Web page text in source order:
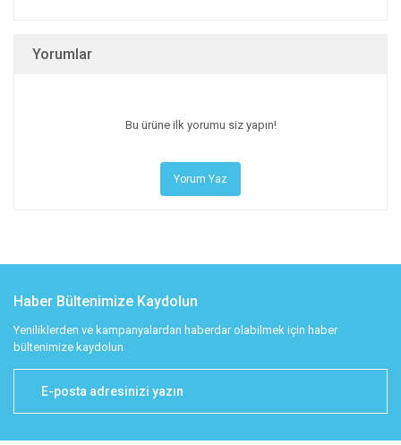
Yorumlar
Bu ürüne ilk yorumu siz yapın!
Yorum Yaz
Haber Bültenimize Kaydolun
Yeniliklerden ve kampanyalardan haberdar olabilmek için haber
bültenimize kaydolun